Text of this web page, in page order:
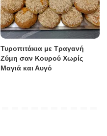
Τυροπιτάκια με Τραγανή
Ζύμη σαν Κουρού Χωρίς
Μαγιά και Αυγό